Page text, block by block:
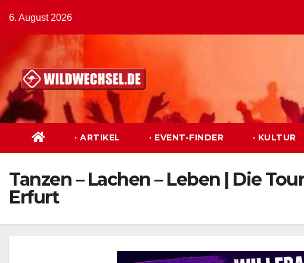
Inhalt
springen
6. August 2026
· ARTIKEL · EVENT-FINDER · KULTUR
Tanzen – Lachen – Leben | Die
Erfurt